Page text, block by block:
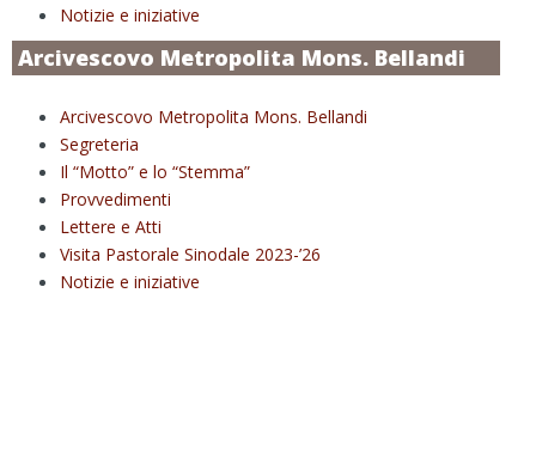
Notizie e iniziative
Arcivescovo Metropolita Mons. Bellandi
Arcivescovo Metropolita Mons. Bellandi
Segreteria
Il “Motto” e lo “Stemma”
Provvedimenti
Lettere e Atti
Visita Pastorale Sinodale 2023-’26
Notizie e iniziative